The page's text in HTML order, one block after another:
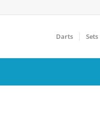
Darts Sets